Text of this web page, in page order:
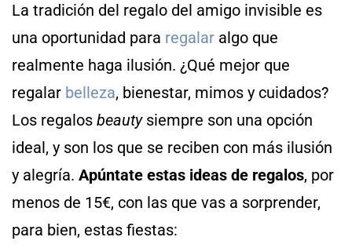
La tradición del regalo del amigo invisible es
una oportunidad para regalar algo que
realmente haga ilusión. ¿Qué mejor que
regalar belleza, bienestar, mimos y cuidados?
Los regalos beauty siempre son una opción
ideal, y son los que se reciben con más ilusión
y alegría. Apúntate estas ideas de regalos, por
menos de 15€, con las que vas a sorprender,
para bien, estas fiestas: